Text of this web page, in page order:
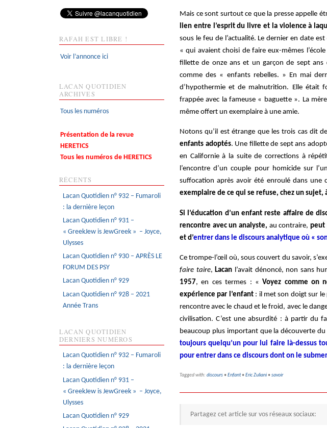
Mais ce sont surtout ce que la presse appelle
lien entre l’esprit du livre et la violence à
sous le feu de l’actualité. Le dernier en date
« qui avaient choisi de faire eux-mêmes
fillette de onze ans et un garçon de sept ans
comme des « enfants rebelles. » En mai
d’hypothermie et de malnutrition. Elle était
frappée avec la fameuse « baguette ». La
même offert un exemplaire à une amie.
Notons qu’il est étrange que les trois cas dit
enfants adoptés. Une fillette de sept ans
en Californie à la suite de corrections à
l’encontre d’un couple pour homicide sur
suffocation après avoir été enroulé dans une
exemplaire de ce qui se refuse, chez un sujet,
Si l’éducation d’un enfant reste affaire de
rencontre avec un analyste, au contraire, peut
et d’entrer dans le discours analytique où «
Ce trompe-l’œil où, sous couvert du savoir,
faire taire, Lacan l’avait dénoncé, non sans
1957, en ces termes : «Voyez comme on
expérience par l’enfant: il met son doigt sur le
rencontre avec le chaud et le froid, avec le
civilisation. C’est une absurdité : à partir du
beaucoup plus important que la découverte
toujours quelqu’un pour lui faire là-dessus
pour entrer dans ce discours dont on le
Tagged with: discours •Enfant•Eric Zuliani •savoir
Partagez cet article sur vos réseaux sociaux:
RAFAH EST LIBRE !
Voir l’annonce ici
LACAN QUOTIDIEN
ARCHIVES
Tous les numéros
Présentation de la revue
HERETICS
Tous les numéros de HERETICS
RÉCENTS
Lacan Quotidien n° 932 – Fumaroli
: la dernière leçon
Lacan Quotidien n° 931 –
« GreekJew is JewGreek » – Joyce,
Ulysses
Lacan Quotidien n° 930 – APRÈS LE
FORUM DES PSY
Lacan Quotidien n° 929
Lacan Quotidien n° 928 – 2021
Année Trans
LACAN QUOTIDIEN
DERNIERS NUMÉROS
Lacan Quotidien n° 932 – Fumaroli
: la dernière leçon
Lacan Quotidien n° 931 –
« GreekJew is JewGreek » – Joyce,
Ulysses
Lacan Quotidien n° 929